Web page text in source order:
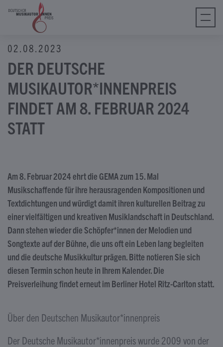
02.08.2023
DER DEUTSCHE
MUSIKAUTOR*INNENPREIS
FINDET AM 8. FEBRUAR 2024
STATT
Am 8. Februar 2024 ehrt die GEMA zum 15. Mal
Musikschaffende für ihre herausragenden Kompositionen und
Textdichtungen und würdigt damit ihren kulturellen Beitrag zu
einer vielfältigen und kreativen Musiklandschaft in Deutschland.
Dann stehen wieder die Schöpfer*innen der Melodien und
Songtexte auf der Bühne, die uns oft ein Leben lang begleiten
und die deutsche Musikkultur prägen. Bitte notieren Sie sich
diesen Termin schon heute in Ihrem Kalender. Die
Preisverleihung findet erneut im Berliner Hotel Ritz-Carlton statt.
Über den Deutschen Musikautor*innenpreis
Der Deutsche Musikautor*innenpreis wurde 2009 von der